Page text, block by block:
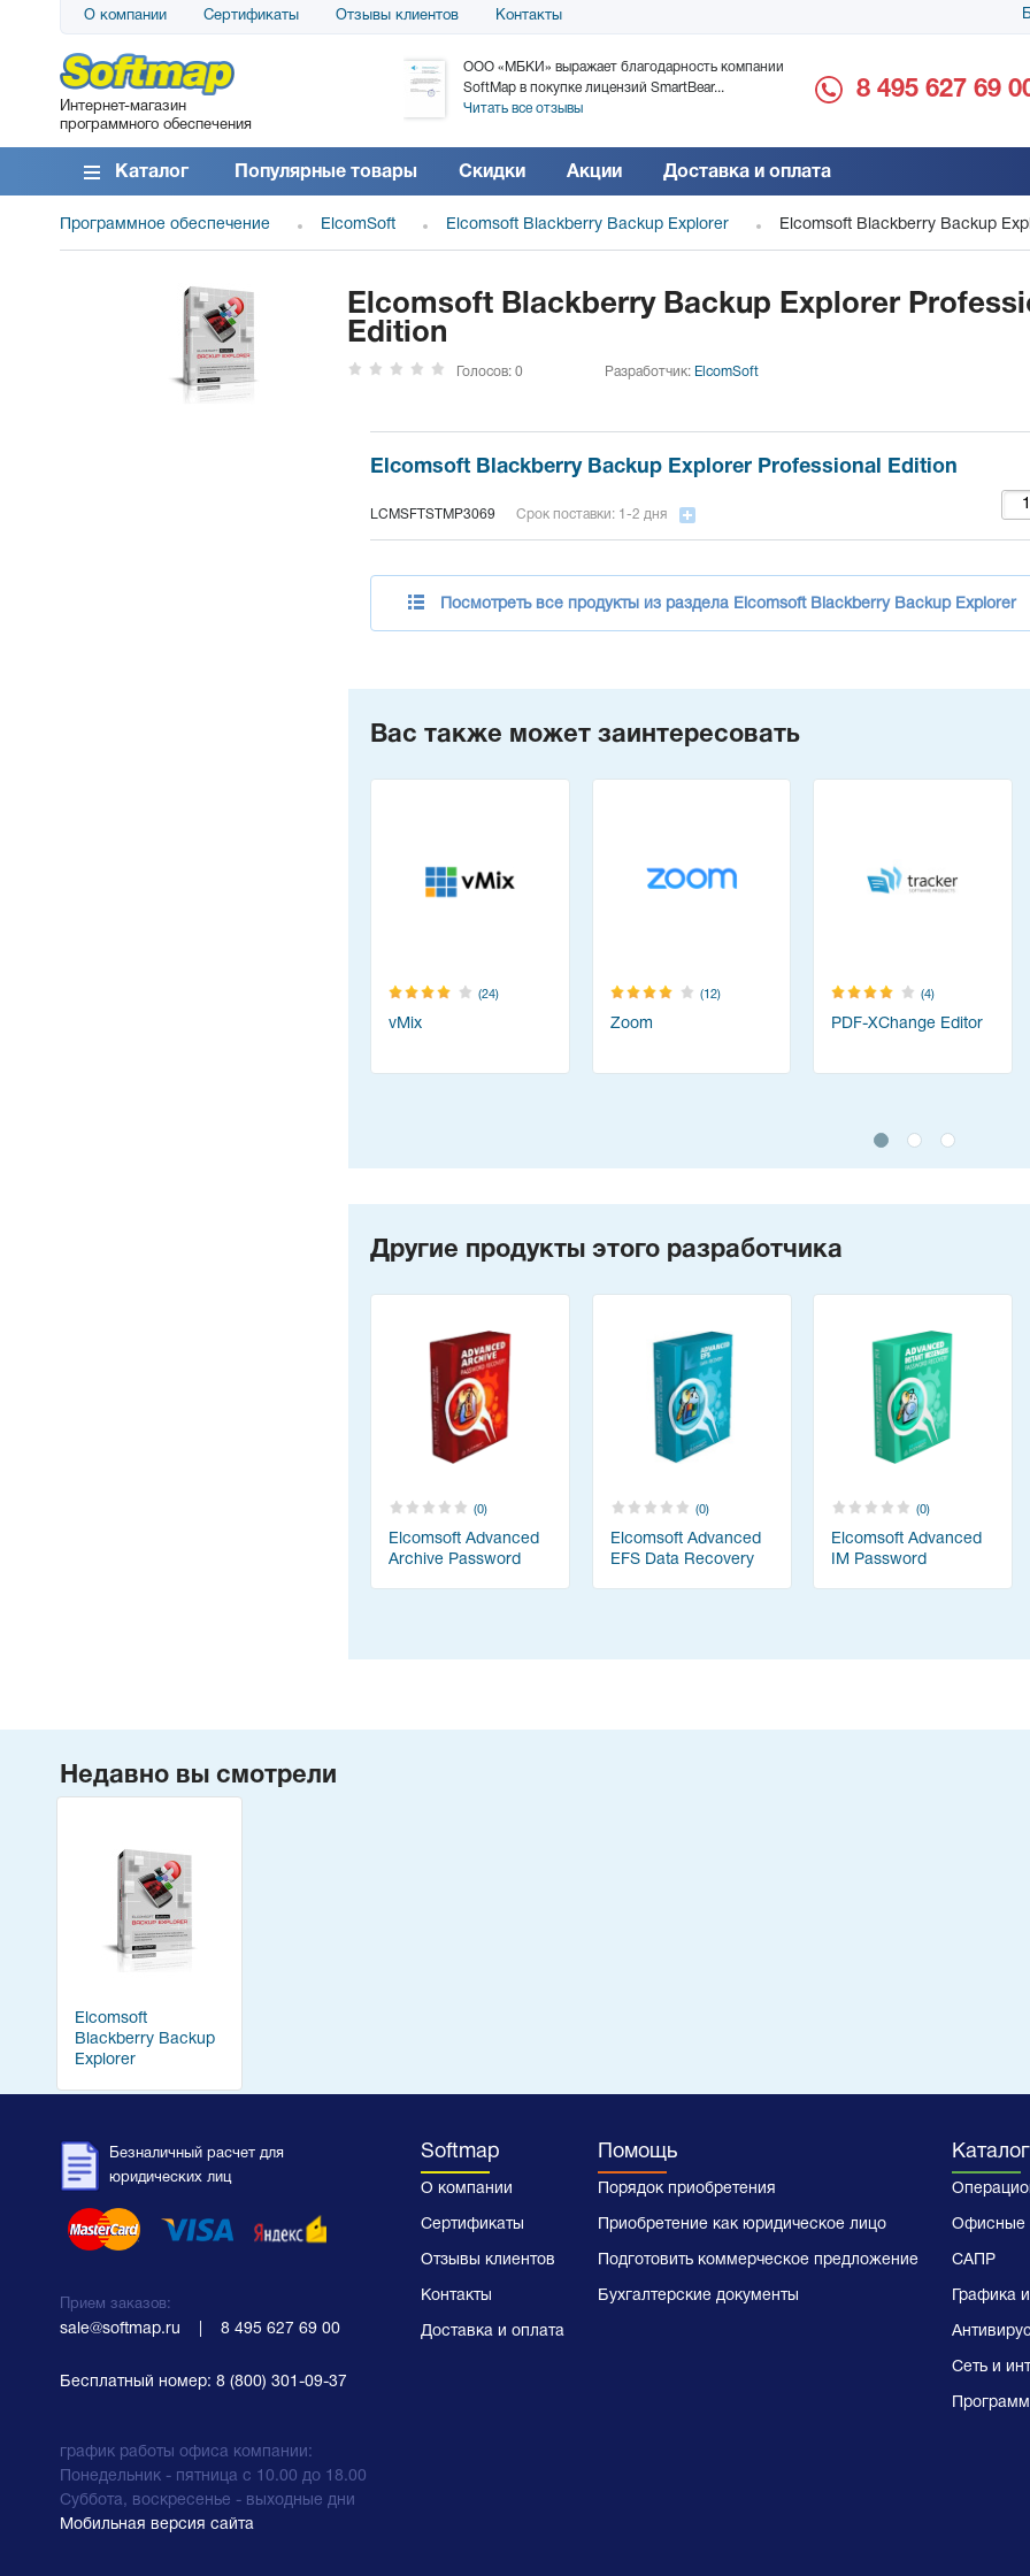
О компании Сертификаты Отзывы клиентов Контакты
Интернет-магазин
программного обеспечения
АО «АТС» благодарит компанию SoftMap за
поставку программного обеспечения SolarWinds
DameWare...
Читать все отзывы
ООО «МБКИ» выражает благодарность компании
SoftMap в покупке лицензий SmartBear...
Читать все отзывы
благодарность за
8 495 627 69
Каталог Популярные товары Скидки Акции Доставка и оплата
Программное обеспечение ElcomSoft Elcomsoft Blackberry Backup Explorer Elcomsoft Blackberry Backup
Elcomsoft Blackberry Backup Explorer
Edition
Голосов: 0 Разработчик: ElcomSoft
Elcomsoft Blackberry Backup Explorer Professional Edition
LCMSFTSTMP3069 Срок поставки: 1-2 дня
Посмотреть все продукты из раздела Elcomsoft Blackberry Backup Explorer
Вас также может заинтересовать
(24)
vMix
(12)
Zoom
(4)
PDF-XChange Editor
Другие продукты этого разработчика
(0)
Elcomsoft Advanced
Archive Password
(0)
Elcomsoft Advanced
EFS Data Recovery
(0)
Elcomsoft Advanced
IM Password
Недавно вы смотрели
Elcomsoft
Blackberry Backup
Explorer
Безналичный расчет для
юридических лиц
Прием заказов:
sale@softmap.ru 8 495 627 69 00
Бесплатный номер: 8 (800) 301-09-37
график работы офиса компании:
Понедельник - пятница с 10.00 до 18.00
Суббота, воскресенье - выходные дни
Softmap
О компании
Сертификаты
Отзывы клиентов
Контакты
Доставка и оплата
Помощь
Порядок приобретения
Приобретение как юридическое лицо
Подготовить коммерческое предложение
Бухгалтерские документы
Каталог
Офисные
САПР
Графика
Сеть и
Мобильная версия сайта